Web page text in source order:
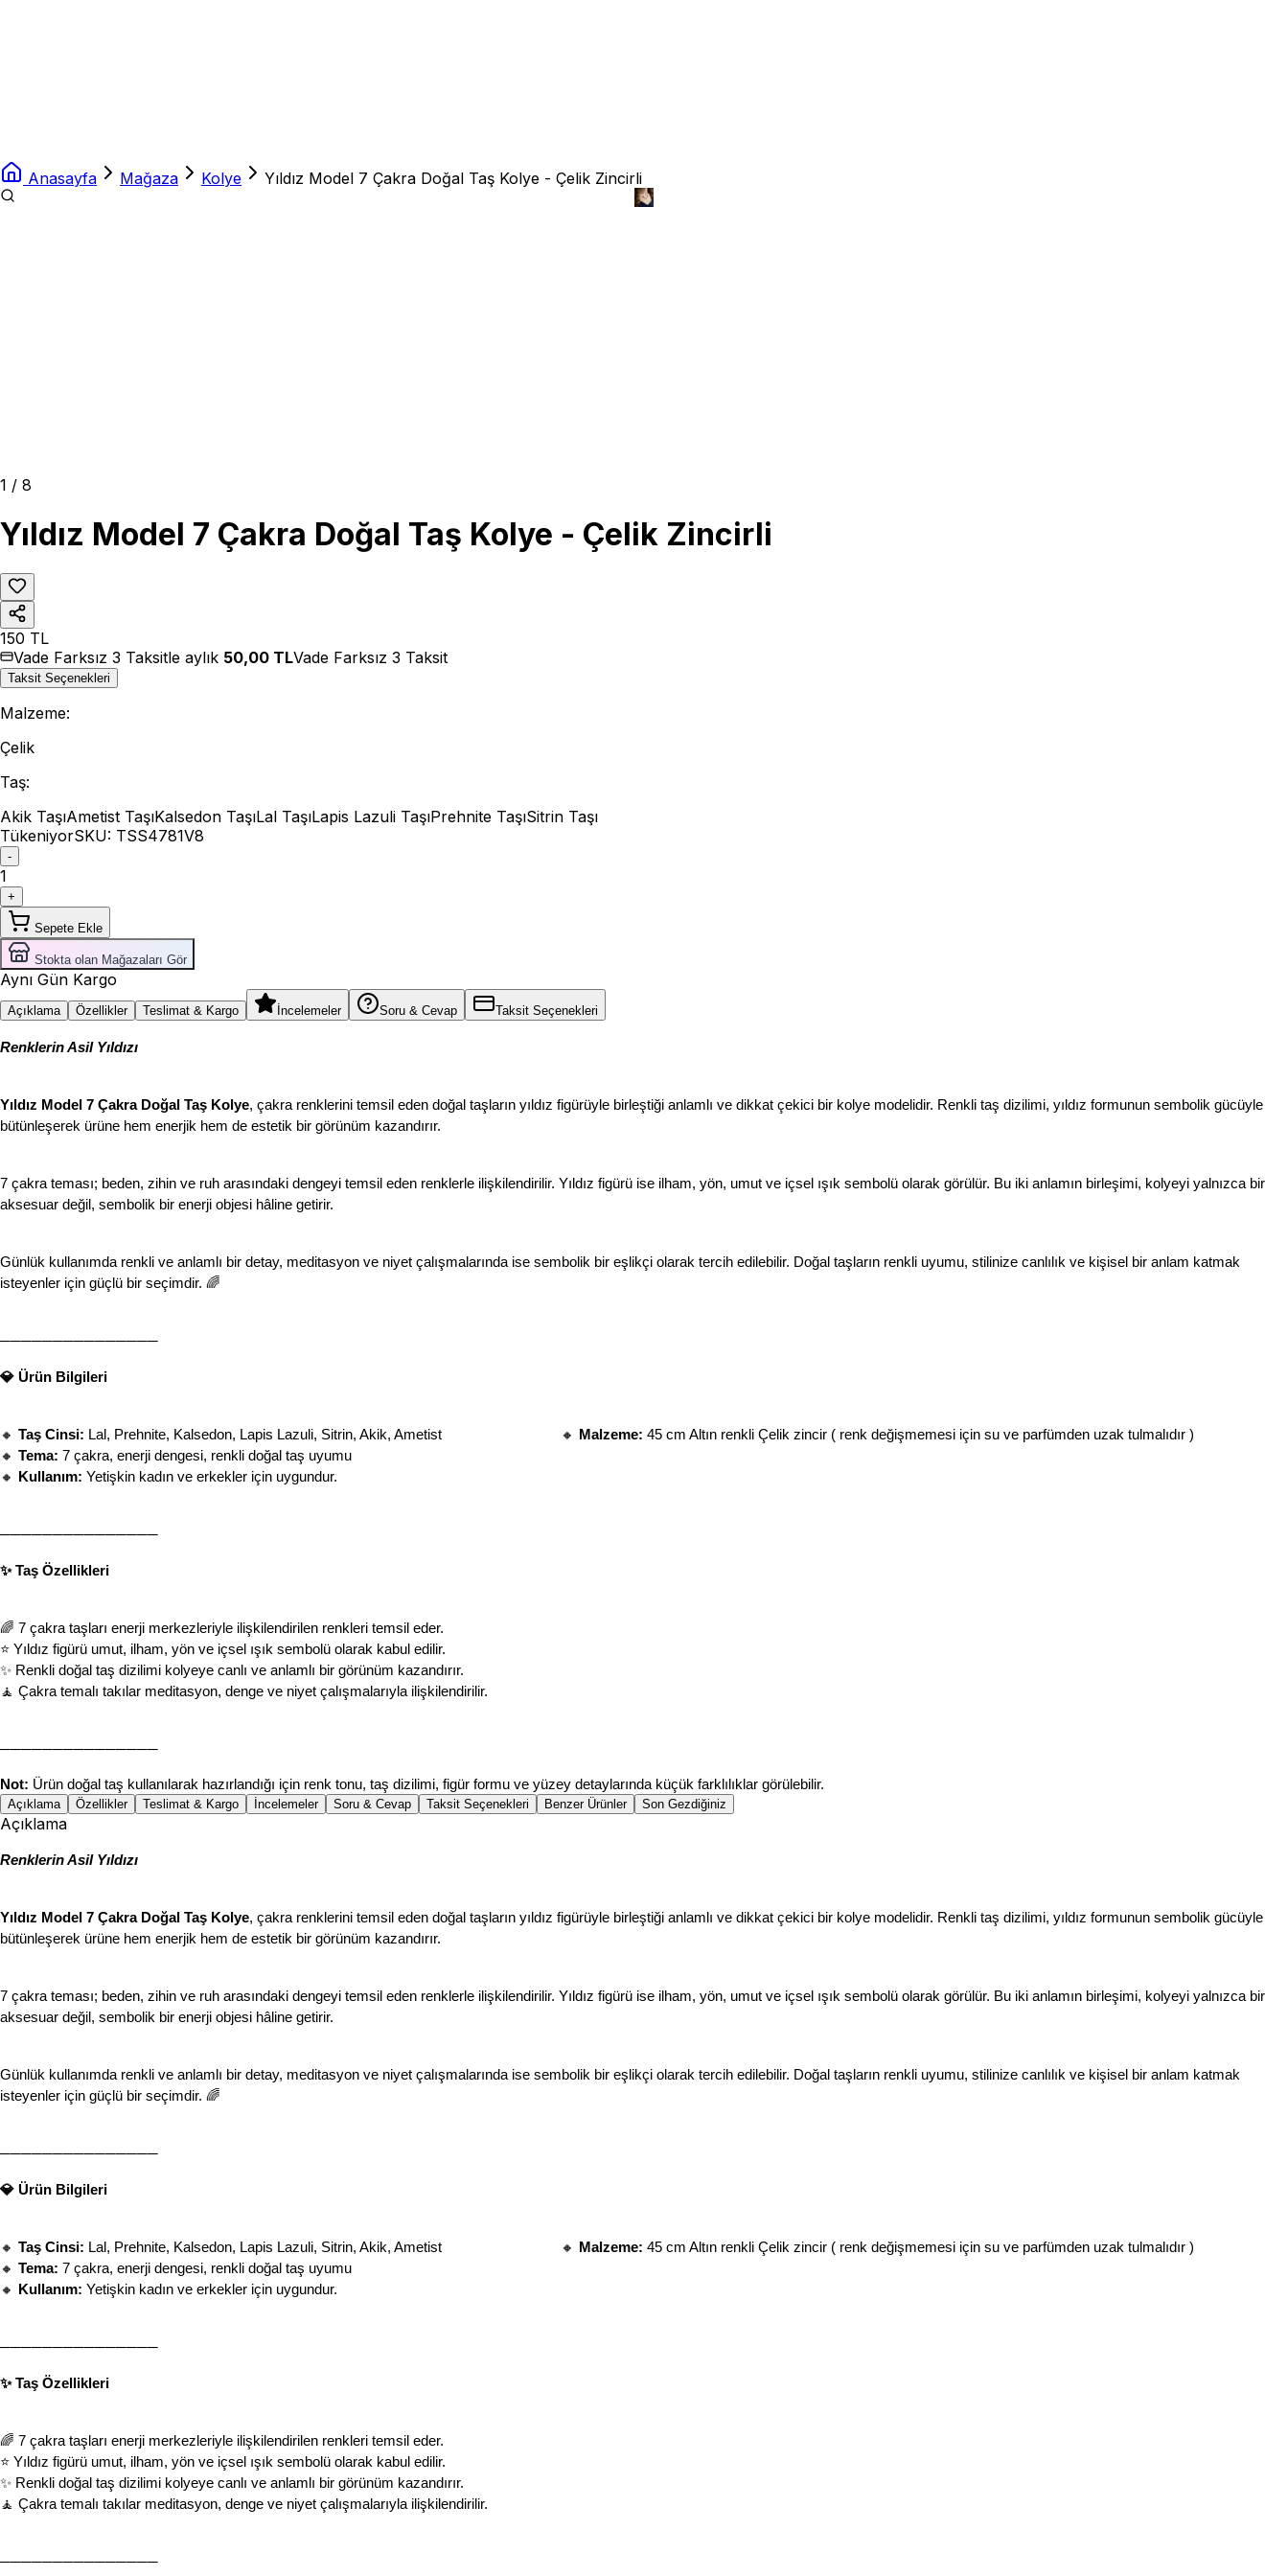
Anasayfa Mağaza Kolye Yıldız Model 7 Çakra Doğal Taş Kolye - Çelik Zincirli
1 / 8
Yıldız Model 7 Çakra Doğal Taş Kolye - Çelik Zincirli
150 TL
Vade Farksız 3 Taksitle aylık 50,00 TLVade Farksız 3 Taksit
Taksit Seçenekleri
Malzeme:
Çelik
Taş:
Akik TaşıAmetist TaşıKalsedon TaşıLal TaşıLapis Lazuli TaşıPrehnite TaşıSitrin Taşı
TükeniyorSKU: TSS4781V8
-
1
+
Sepete Ekle
Stokta olan Mağazaları Gör
Aynı Gün Kargo
Açıklama Özellikler Teslimat & Kargo İncelemeler Soru & Cevap Taksit Seçenekleri
Renklerin Asil Yıldızı
Yıldız Model 7 Çakra Doğal Taş Kolye, çakra renklerini temsil eden doğal taşların yıldız figürüyle birleştiği anlamlı ve dikkat çekici bir kolye modelidir. Renkli taş dizilimi, yıldız formunun sembolik gücüyle
bütünleşerek ürüne hem enerjik hem de estetik bir görünüm kazandırır.
7 çakra teması; beden, zihin ve ruh arasındaki dengeyi temsil eden renklerle ilişkilendirilir. Yıldız figürü ise ilham, yön, umut ve içsel ışık sembolü olarak görülür. Bu iki anlamın birleşimi, kolyeyi yalnızca bir
aksesuar değil, sembolik bir enerji objesi hâline getirir.
Günlük kullanımda renkli ve anlamlı bir detay, meditasyon ve niyet çalışmalarında ise sembolik bir eşlikçi olarak tercih edilebilir. Doğal taşların renkli uyumu, stilinize canlılık ve kişisel bir anlam katmak
isteyenler için güçlü bir seçimdir. 🌈
───────────────
💎 Ürün Bilgileri
🔸 Taş Cinsi: Lal, Prehnite, Kalsedon, Lapis Lazuli, Sitrin, Akik, Ametist 🔸 Malzeme: 45 cm Altın renkli Çelik zincir ( renk değişmemesi için su ve parfümden uzak tulmalıdır )
🔸 Tema: 7 çakra, enerji dengesi, renkli doğal taş uyumu
🔸
Kullanım: Yetişkin kadın ve erkekler için uygundur.
───────────────
✨ Taş Özellikleri
🌈 7 çakra taşları enerji merkezleriyle ilişkilendirilen renkleri temsil eder.
⭐ Yıldız figürü umut, ilham, yön ve içsel ışık sembolü olarak kabul edilir.
✨ Renkli doğal taş dizilimi kolyeye canlı ve anlamlı bir görünüm kazandırır.
🧘 Çakra temalı takılar meditasyon, denge ve niyet çalışmalarıyla ilişkilendirilir.
───────────────
Not: Ürün doğal taş kullanılarak hazırlandığı için renk tonu, taş dizilimi, figür formu ve yüzey detaylarında küçük farklılıklar görülebilir.
Açıklama Özellikler Teslimat & Kargo İncelemeler Soru & Cevap Taksit Seçenekleri Benzer Ürünler Son Gezdiğiniz
Açıklama
Renklerin Asil Yıldızı
Yıldız Model 7 Çakra Doğal Taş Kolye, çakra renklerini temsil eden doğal taşların yıldız figürüyle birleştiği anlamlı ve dikkat çekici bir kolye modelidir. Renkli taş dizilimi, yıldız formunun sembolik gücüyle
bütünleşerek ürüne hem enerjik hem de estetik bir görünüm kazandırır.
7 çakra teması; beden, zihin ve ruh arasındaki dengeyi temsil eden renklerle ilişkilendirilir. Yıldız figürü ise ilham, yön, umut ve içsel ışık sembolü olarak görülür. Bu iki anlamın birleşimi, kolyeyi yalnızca bir
aksesuar değil, sembolik bir enerji objesi hâline getirir.
Günlük kullanımda renkli ve anlamlı bir detay, meditasyon ve niyet çalışmalarında ise sembolik bir eşlikçi olarak tercih edilebilir. Doğal taşların renkli uyumu, stilinize canlılık ve kişisel bir anlam katmak
isteyenler için güçlü bir seçimdir. 🌈
───────────────
💎 Ürün Bilgileri
🔸 Taş Cinsi: Lal, Prehnite, Kalsedon, Lapis Lazuli, Sitrin, Akik, Ametist 🔸 Malzeme: 45 cm Altın renkli Çelik zincir ( renk değişmemesi için su ve parfümden uzak tulmalıdır )
🔸 Tema: 7 çakra, enerji dengesi, renkli doğal taş uyumu
🔸
Kullanım: Yetişkin kadın ve erkekler için uygundur.
───────────────
✨ Taş Özellikleri
🌈 7 çakra taşları enerji merkezleriyle ilişkilendirilen renkleri temsil eder.
⭐ Yıldız figürü umut, ilham, yön ve içsel ışık sembolü olarak kabul edilir.
✨ Renkli doğal taş dizilimi kolyeye canlı ve anlamlı bir görünüm kazandırır.
🧘 Çakra temalı takılar meditasyon, denge ve niyet çalışmalarıyla ilişkilendirilir.
───────────────